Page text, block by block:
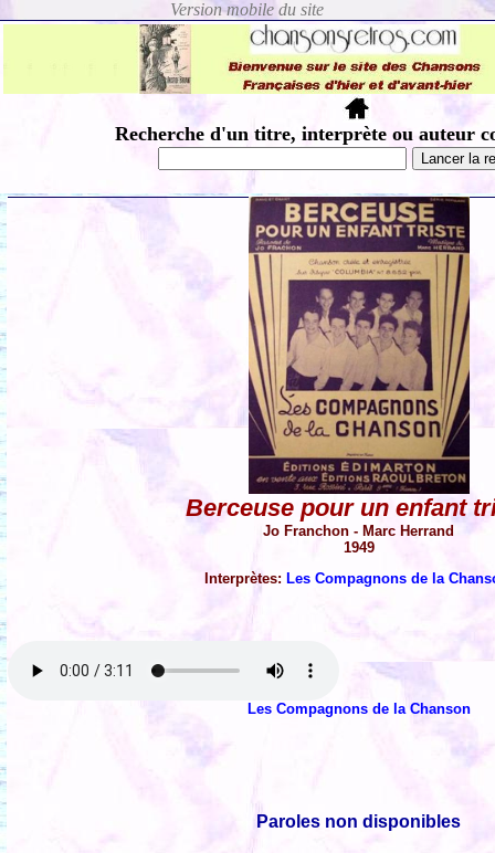
Recherche d'un titre, interprète ou auteur
Berceuse pour un enfant
Jo Franchon - Marc Herrand
1949
Interprètes: Les Compagnons de la
Les Compagnons de la Chanson
Paroles non disponibles